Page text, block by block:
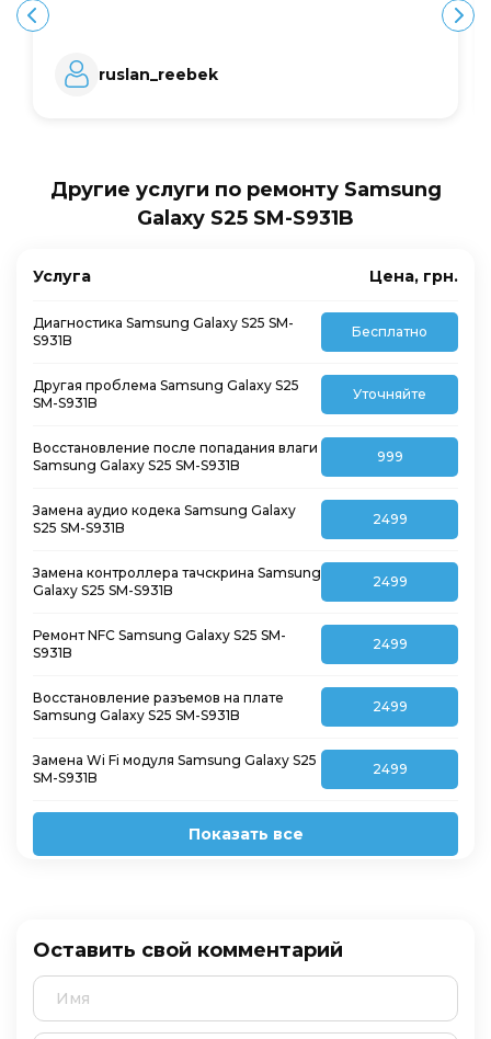
ruslan_reebek
Другие услуги по ремонту Samsung
Galaxy S25 SM-S931B
Услуга Цена, грн.
Диагностика Samsung Galaxy S25 SM-
S931B
Бесплатно
Другая проблема Samsung Galaxy S25
SM-S931B
Уточняйте
Восстановление после попадания влаги
Samsung Galaxy S25 SM-S931B
999
Замена аудио кодека Samsung Galaxy
S25 SM-S931B
2499
Замена контроллера тачскрина Samsung
Galaxy S25 SM-S931B
2499
Ремонт NFC Samsung Galaxy S25 SM-
S931B
2499
Восстановление разъемов на плате
Samsung Galaxy S25 SM-S931B
2499
Замена Wi Fi модуля Samsung Galaxy S25
SM-S931B
2499
Показать все
Оставить свой комментарий